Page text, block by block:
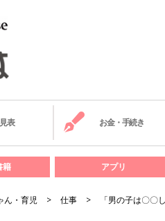
表 お金・手続き
籍 アプリ
ん・育児 仕事 「男の子は〇〇